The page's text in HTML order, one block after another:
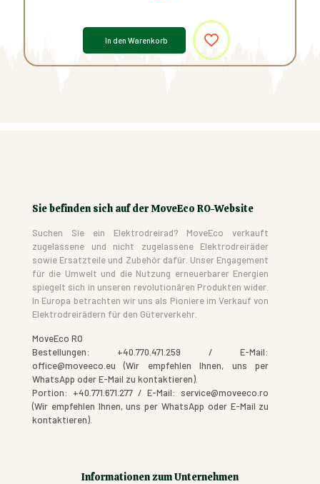
In den Warenkorb
Sie befinden sich auf der MoveEco RO-Website
Suchen Sie ein Elektrodreirad? MoveEco verkauft
zugelassene und nicht zugelassene Elektrodreiräder
sowie Ersatzteile und Zubehör dafür. Unser Engagement
für die Umwelt und die Nutzung erneuerbarer Energien
spiegelt sich in unseren revolutionären Produkten wider.
In Europa betrachten wir uns als Pioniere im Verkauf von
Elektrodreirädern für den Güterverkehr.
MoveEco RO
Bestellungen: +40.770.471.259 / E-Mail:
office@moveeco.eu (Wir empfehlen Ihnen, uns per
WhatsApp oder E-Mail zu kontaktieren).
Portion: +40.771.671.277 / E-Mail: service@moveeco.ro
(Wir empfehlen Ihnen, uns per WhatsApp oder E-Mail zu
kontaktieren).
Informationen zum Unternehmen